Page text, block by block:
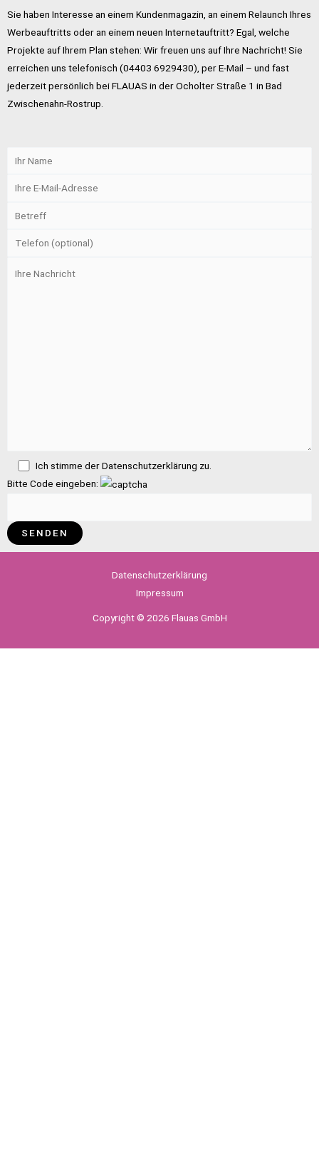
Sie haben Interesse an einem Kundenmagazin, an einem Relaunch Ihres
Werbeauftritts oder an einem neuen Internetauftritt? Egal, welche
Projekte auf Ihrem Plan stehen: Wir freuen uns auf Ihre Nachricht! Sie
erreichen uns telefonisch (04403 6929430), per E-Mail – und fast
jederzeit persönlich bei FLAUAS in der Ocholter Straße 1 in Bad
Zwischenahn-Rostrup.
Ich stimme derDatenschutzerklärung zu.
Bitte Code eingeben:
Datenschutzerklärung
Impressum
Copyright © 2026 Flauas GmbH